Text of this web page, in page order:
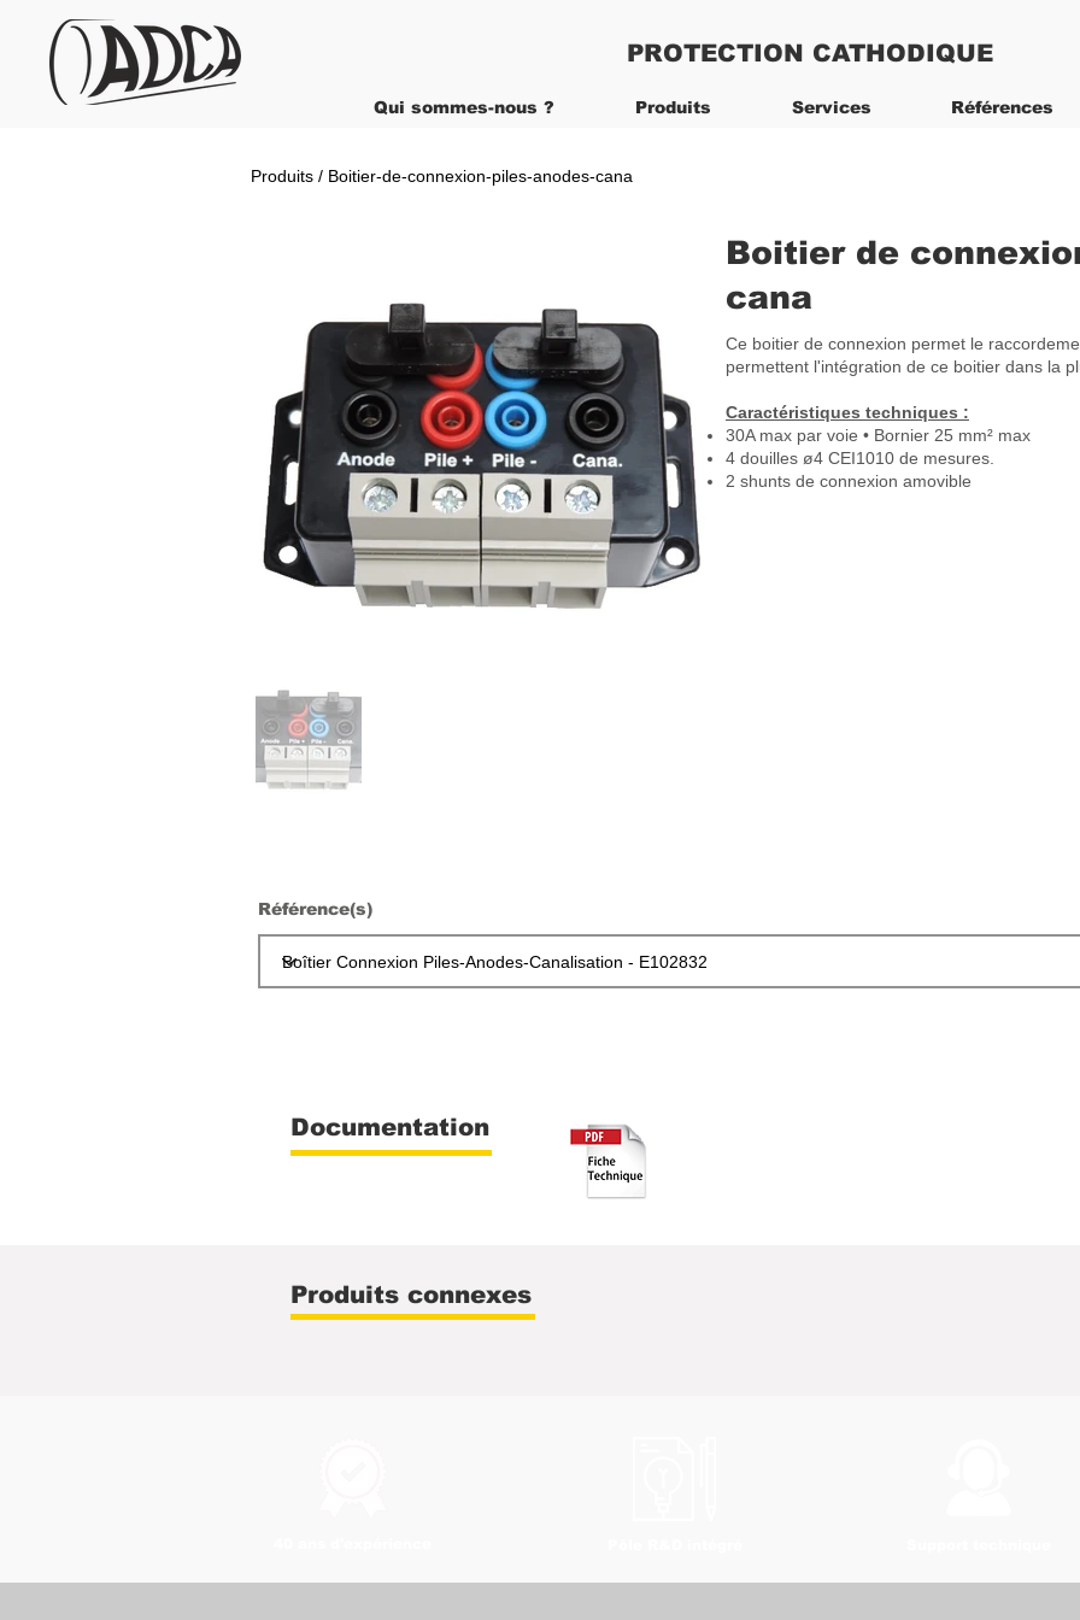
PROTECTION CATHODIQUE
Qui sommes-nous ? Produits Services Références
Produits / Boitier-de-connexion-piles-anodes-cana
Boitier de
cana
Ce boitier de connexion permet le
permettent l'intégration de ce boitier dans la
Caractéristiques techniques :
30A max par voie • Bornier 25 mm² max
4 douilles ø4 CEI1010 de mesures.
2 shunts de connexion amovible
Référence(s)
Documentation
Produits connexes